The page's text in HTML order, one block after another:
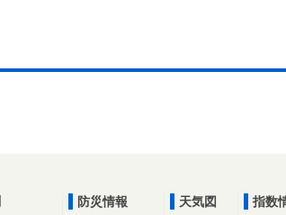
防災情報
天気図
指数